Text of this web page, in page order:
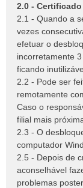
2.0 -
2.1 - Quando a
vezes
efetuar o
incorretamente
ficando
2.2 - Pode ser
remotamente
Caso o
filial mais
2.3 - O
computador
2.5 - Depois de
aconselhável
problemas